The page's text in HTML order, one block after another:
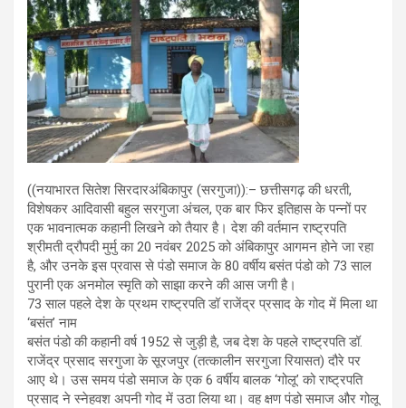
((नयाभारत सितेश सिरदारअंबिकापुर (सरगुजा)):– छत्तीसगढ़ की धरती,
विशेषकर आदिवासी बहुल सरगुजा अंचल, एक बार फिर इतिहास के पन्नों पर
एक भावनात्मक कहानी लिखने को तैयार है। देश की वर्तमान राष्ट्रपति
श्रीमती द्रौपदी मुर्मु का 20 नवंबर 2025 को अंबिकापुर आगमन होने जा रहा
है, और उनके इस प्रवास से पंडो समाज के 80 वर्षीय बसंत पंडो को 73 साल
पुरानी एक अनमोल स्मृति को साझा करने की आस जगी है।
73 साल पहले देश के प्रथम राष्ट्रपति डॉ राजेंद्र प्रसाद के गोद में मिला था
‘बसंत’ नाम
बसंत पंडो की कहानी वर्ष 1952 से जुड़ी है, जब देश के पहले राष्ट्रपति डॉ.
राजेंद्र प्रसाद सरगुजा के सूरजपुर (तत्कालीन सरगुजा रियासत) दौरे पर
आए थे। उस समय पंडो समाज के एक 6 वर्षीय बालक ‘गोलू’ को राष्ट्रपति
प्रसाद ने स्नेहवश अपनी गोद में उठा लिया था। वह क्षण पंडो समाज और गोलू